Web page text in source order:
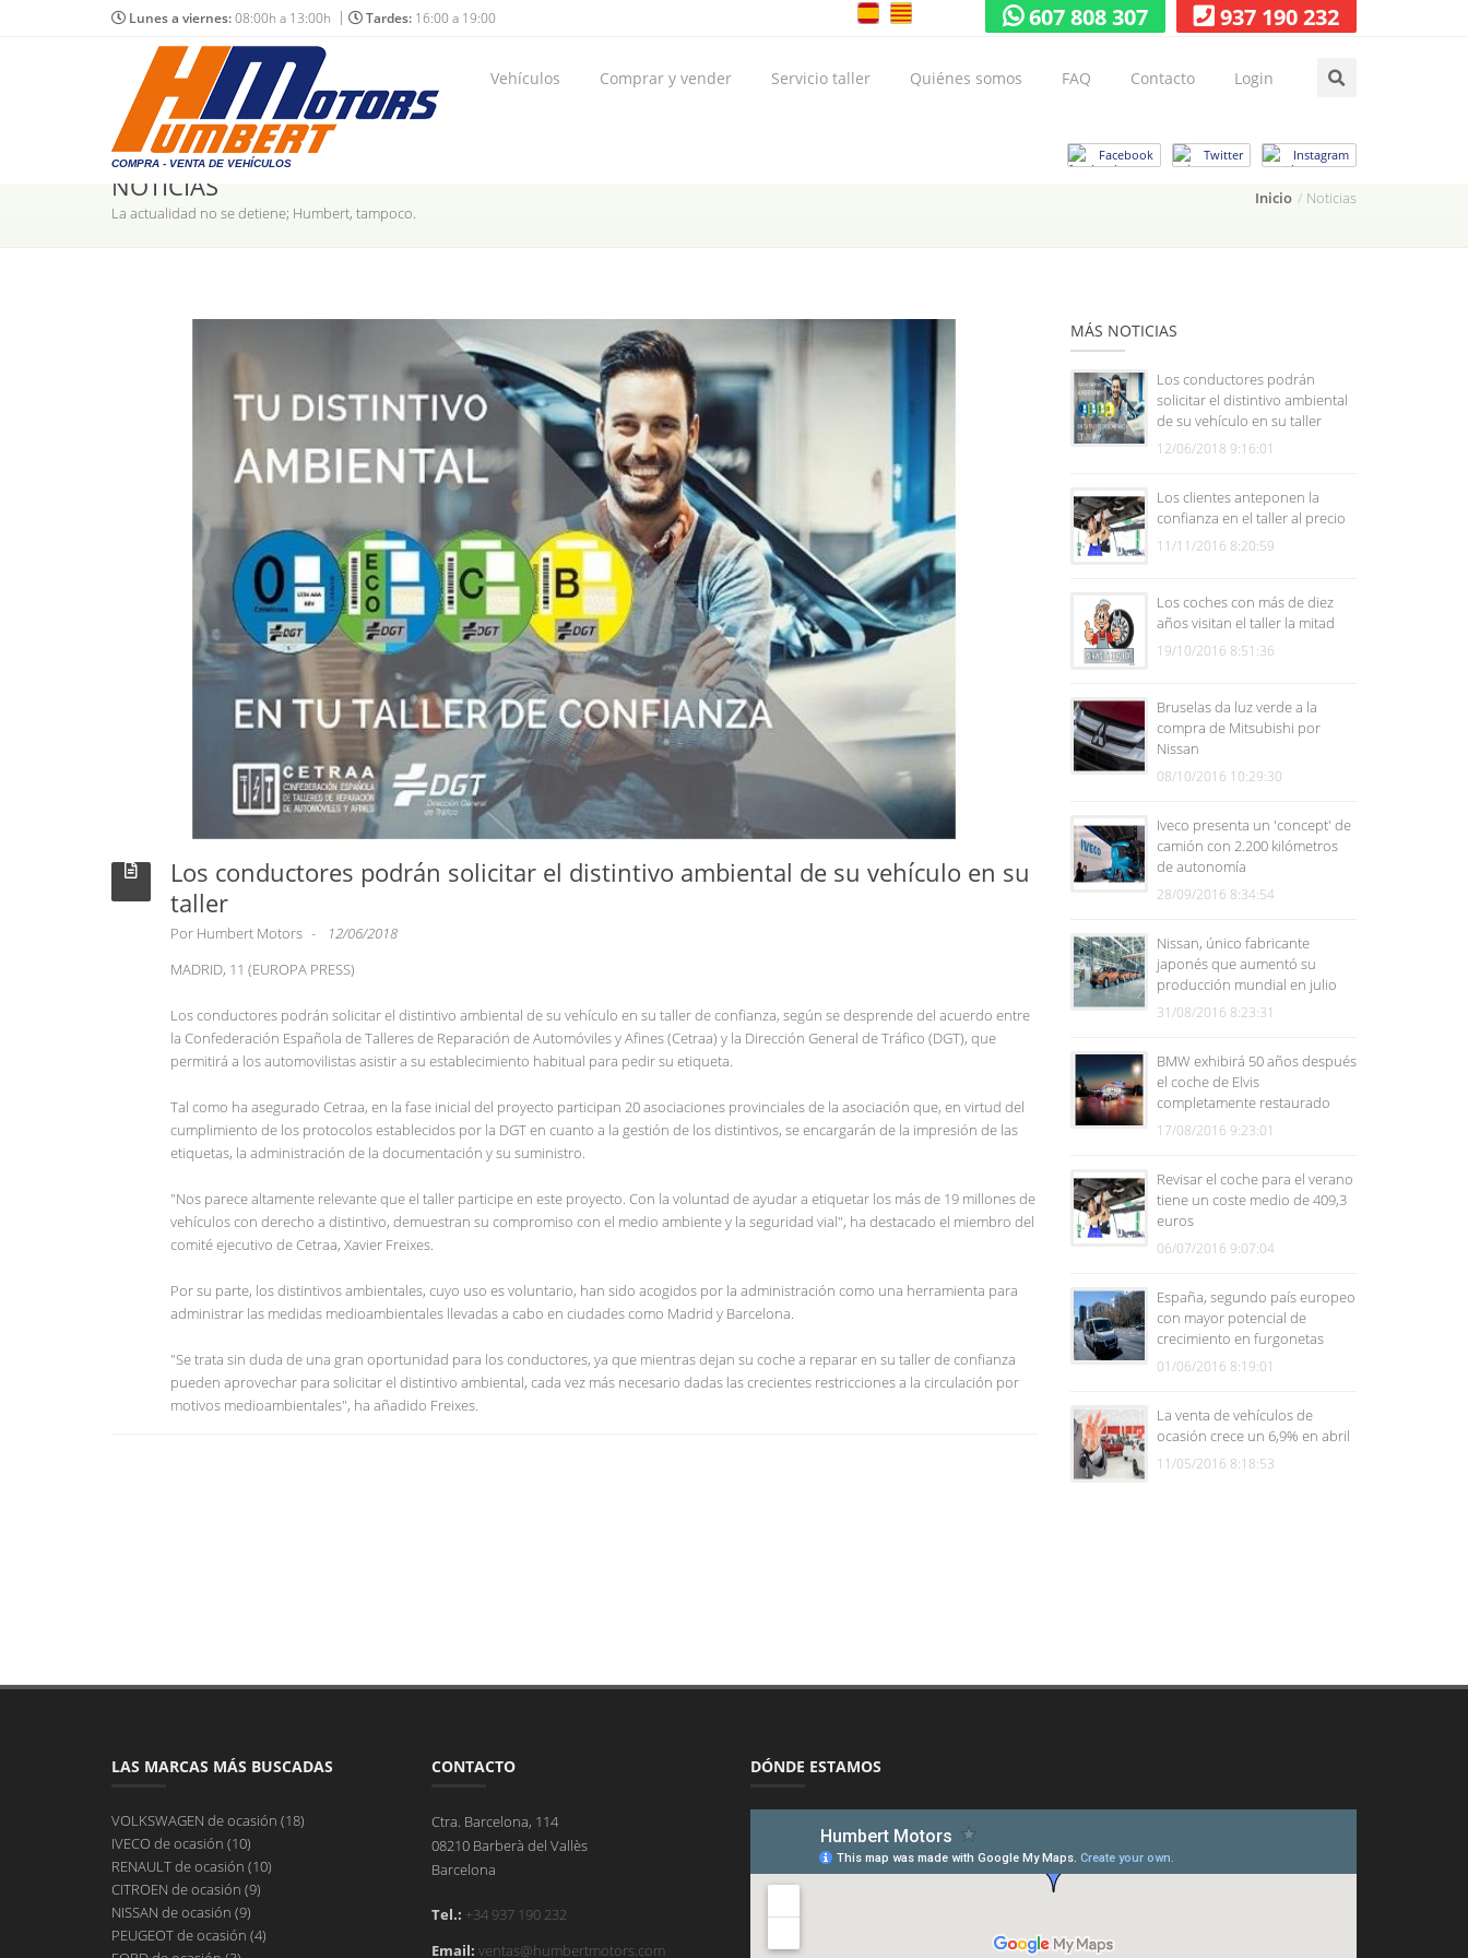
Lunes a viernes:08:00h a 13:00h Tardes: 16:00 a 19:00 937 190 232
607 808 307
COMPRA - VENTA DE VEHÍCULOS
Vehículos Comprar y vender Servicio taller Quiénes somos FAQ Contacto Login
Facebook Twitter Instagram
NOTICIAS
La actualidad no se detiene; Humbert, tampoco.
Inicio Noticias
Los conductores podrán solicitar el distintivo ambiental de su vehículo en su
taller
Por Humbert Motors
12/06/2018
MADRID, 11 (EUROPA PRESS)
Los conductores podrán solicitar el distintivo ambiental de su vehículo en su taller de confianza, según se desprende del acuerdo entre
la Confederación Española de Talleres de Reparación de Automóviles y Afines (Cetraa) y la Dirección General de Tráfico (DGT), que
permitirá a los automovilistas asistir a su establecimiento habitual para pedir su etiqueta.
Tal como ha asegurado Cetraa, en la fase inicial del proyecto participan 20 asociaciones provinciales de la asociación que, en virtud del
cumplimiento de los protocolos establecidos por la DGT en cuanto a la gestión de los distintivos, se encargarán de la impresión de las
etiquetas, la administración de la documentación y su suministro.
"Nos parece altamente relevante que el taller participe en este proyecto. Con la voluntad de ayudar a etiquetar los más de 19 millones de
vehículos con derecho a distintivo, demuestran su compromiso con el medio ambiente y la seguridad vial", ha destacado el miembro del
comité ejecutivo de Cetraa, Xavier Freixes.
Por su parte, los distintivos ambientales, cuyo uso es voluntario, han sido acogidos por la administración como una herramienta para
administrar las medidas medioambientales llevadas a cabo en ciudades como Madrid y Barcelona.
"Se trata sin duda de una gran oportunidad para los conductores, ya que mientras dejan su coche a reparar en su taller de confianza
pueden aprovechar para solicitar el distintivo ambiental, cada vez más necesario dadas las crecientes restricciones a la circulación por
motivos medioambientales", ha añadido Freixes.
MÁS NOTICIAS
Los conductores podrán
solicitar el distintivo ambiental
de su vehículo en su taller
12/06/2018 9:16:01
Los clientes anteponen la
confianza en el taller al precio
11/11/2016 8:20:59
Los coches con más de diez
años visitan el taller la mitad
19/10/2016 8:51:36
Bruselas da luz verde a la
compra de Mitsubishi por
Nissan
08/10/2016 10:29:30
Iveco presenta un 'concept' de
camión con 2.200 kilómetros
de autonomía
28/09/2016 8:34:54
Nissan, único fabricante
japonés que aumentó su
producción mundial en julio
31/08/2016 8:23:31
BMW exhibirá 50 años después
el coche de Elvis
completamente restaurado
17/08/2016 9:23:01
Revisar el coche para el verano
tiene un coste medio de 409,3
euros
06/07/2016 9:07:04
España, segundo país europeo
con mayor potencial de
crecimiento en furgonetas
01/06/2016 8:19:01
La venta de vehículos de
ocasión crece un 6,9% en abril
11/05/2016 8:18:53
LAS MARCAS MÁS BUSCADAS
VOLKSWAGEN de ocasión (18)
IVECO de ocasión (10)
RENAULT de ocasión (10)
CITROEN de ocasión (9)
NISSAN de ocasión (9)
PEUGEOT de ocasión (4)
CONTACTO
Ctra. Barcelona, 114
08210 Barberà del Vallès
Barcelona
Tel.: +34 937 190 232
Email: ventas@humbertmotors.com
DÓNDE ESTAMOS